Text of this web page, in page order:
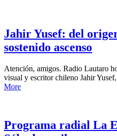
Jahir Yusef: del
sostenido ascenso
Atención, amigos. Radio Lautaro
visual y escritor chileno Jahir
More
Programa radial La